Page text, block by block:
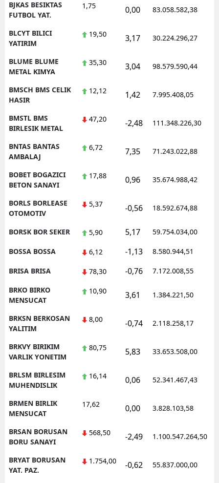
BJKAS BESIKTAS
FUTBOL YAT.
1,75 0,00 83.058.582,38
BLCYT BILICI
YATIRIM
19,50 3,17 30.224.296,27
BLUME BLUME
METAL KIMYA
35,30 3,04 98.579.590,44
BMSCH BMS CELIK
HASIR
12,12 1,42 7.995.408,05
BMSTL BMS
BIRLESIK METAL
47,20 -2,48 111.348.226,30
BNTAS BANTAS
AMBALAJ
6,72 7,35 71.243.022,88
BOBET BOGAZICI
BETON SANAYI
17,88 0,96 35.674.988,42
BORLS BORLEASE
OTOMOTIV
5,37 -0,56 18.592.674,88
BORSK BOR SEKER 5,90 5,17 59.754.034,00
BOSSA BOSSA 6,12 -1,13 8.580.944,51
BRISA BRISA 78,30 -0,76 7.172.008,55
BRKO BIRKO
MENSUCAT
10,90 3,61 1.384.221,50
BRKSN BERKOSAN
YALITIM
8,00 -0,74 2.118.258,17
BRKVY BIRIKIM
VARLIK YONETIM
80,75 5,83 33.653.508,00
BRLSM BIRLESIM
MUHENDISLIK
16,14 0,06 52.341.467,43
BRMEN BIRLIK
MENSUCAT
17,62 0,00 3.828.103,58
BRSAN BORUSAN
BORU SANAYI
568,50 -2,49 1.100.547.264,50
BRYAT BORUSAN
YAT. PAZ.
1.754,00 -0,62 55.837.000,00